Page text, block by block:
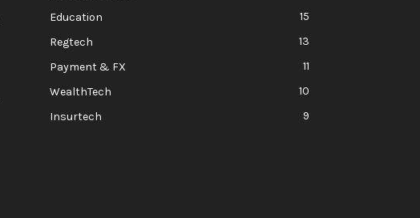
Education
15
Regtech
13
Payment & FX
11
WealthTech
10
Insurtech
9